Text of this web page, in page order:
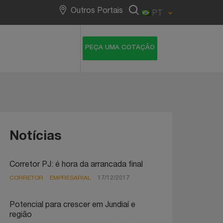
Outros Portais PT
Intermédica
Notícias
Corretor PJ: é hora da arrancada final
CORRETOR EMPRESARIAL 17/12/2017
Potencial para crescer em Jundiaí e
região